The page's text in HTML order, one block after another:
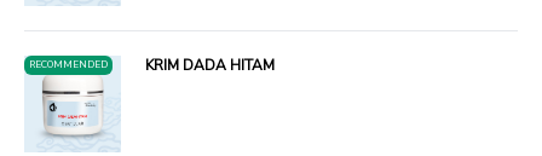
RECOMMENDED KRIM DADA HITAM